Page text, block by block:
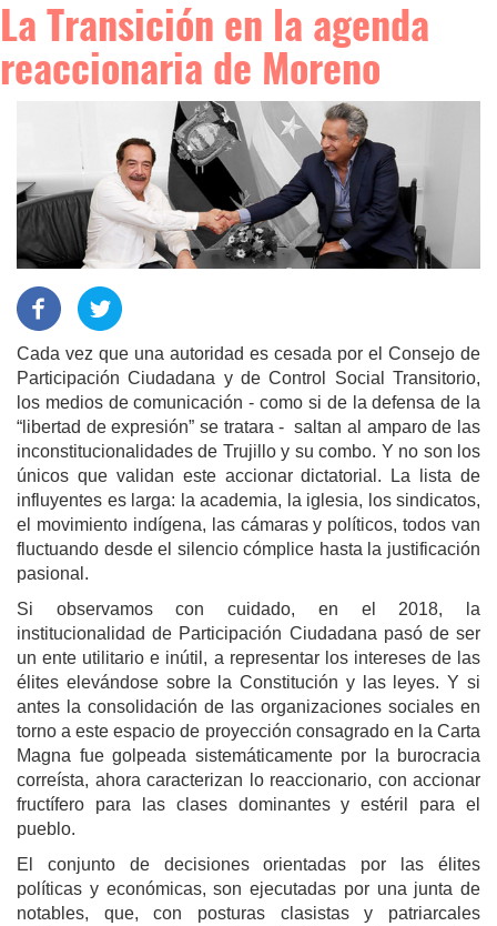
La Transición en la agenda
reaccionaria de Moreno
Cada vez que una autoridad es cesada por el Consejo de
Participación Ciudadana y de Control Social Transitorio,
los medios de comunicación - como si de la defensa de la
“libertad de expresión” se tratara - saltan al amparo de las
inconstitucionalidades de Trujillo y su combo. Y no son los
únicos que validan este accionar dictatorial. La lista de
influyentes es larga: la academia, la iglesia, los sindicatos,
el movimiento indígena, las cámaras y políticos, todos van
fluctuando desde el silencio cómplice hasta la justificación
pasional.
Si observamos con cuidado, en el 2018, la
institucionalidad de Participación Ciudadana pasó de ser
un ente utilitario e inútil, a representar los intereses de las
élites elevándose sobre la Constitución y las leyes. Y si
antes la consolidación de las organizaciones sociales en
torno a este espacio de proyección consagrado en la Carta
Magna fue golpeada sistemáticamente por la burocracia
correísta, ahora caracterizan lo reaccionario, con accionar
fructífero para las clases dominantes y estéril para el
pueblo.
El conjunto de decisiones orientadas por las élites
políticas y económicas, son ejecutadas por una junta de
notables, que, con posturas clasistas y patriarcales